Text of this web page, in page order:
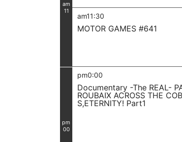
am
11
am11:30
MOTOR GAMES #641
pm
00
pm0:00
Documentary -The REAL-
ROUBAIX ACROSS THE
S,ETERNITY! Part1